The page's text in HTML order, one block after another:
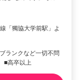
「獨協大学前駅」よ
ランクなど一切不問
■高卒以上